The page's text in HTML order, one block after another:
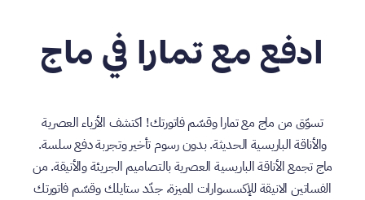
ادفع مع تمارا في ماج
تسوّق من ماج مع تمارا وقسّم فاتورتك! اكتشف الأزياء العصرية
والأناقة الباريسية الحديثة. بدون رسوم تأخير وتجربة دفع سلسة.
ماج تجمع الأناقة الباريسية العصرية بالتصاميم الجريئة والأنيقة. من
الفساتين الانيقة للإكسسوارات المميزة، جدّد ستايلك وقسّم فاتورتك